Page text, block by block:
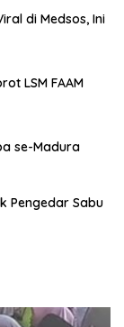
di Medsos, Ini
LSM FAAM
se-Madura
Pengedar Sabu